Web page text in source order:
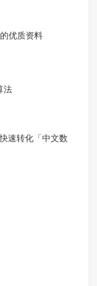
优质资料
法
速转化「中文数